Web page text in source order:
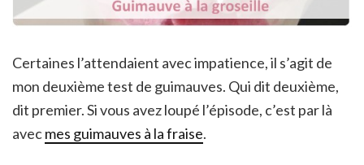
Certaines l’attendaient avec impatience, il s’agit de
mon deuxième test de guimauves. Qui dit deuxième,
dit premier. Si vous avez loupé l’épisode, c’est par là
avecmes guimauves à la fraise.